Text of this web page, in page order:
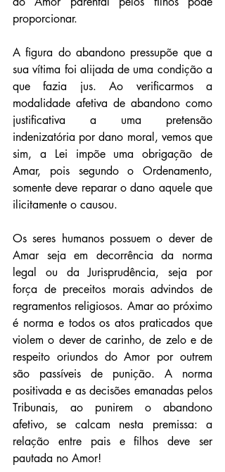
proporcionar.
A figura do abandono pressupõe que a
sua vítima foi alijada de uma condição a
que fazia jus. Ao verificarmos a
modalidade afetiva de abandono como
justificativa a uma pretensão
indenizatória por dano moral, vemos que
sim, a Lei impõe uma obrigação de
Amar, pois segundo o Ordenamento,
somente deve reparar o dano aquele que
ilicitamente o causou.
Os seres humanos possuem o dever de
Amar seja em decorrência da norma
legal ou da Jurisprudência, seja por
força de preceitos morais advindos de
regramentos religiosos. Amar ao próximo
é norma e todos os atos praticados que
violem o dever de carinho, de zelo e de
respeito oriundos do Amor por outrem
são passíveis de punição. A norma
positivada e as decisões emanadas pelos
Tribunais, ao punirem o abandono
afetivo, se calcam nesta premissa: a
relação entre pais e filhos deve ser
pautada no Amor!